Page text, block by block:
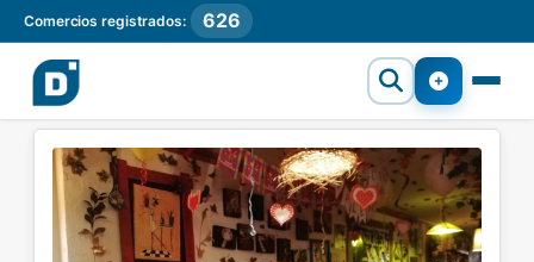
Comercios registrados: 626